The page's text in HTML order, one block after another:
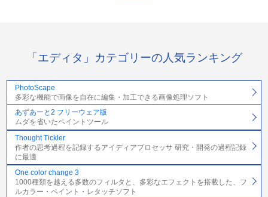
「エディタ」カテゴリーの人気ランキング
PhotoScape
多彩な機能で画像を自在に編集・加工できる画像処理ソフト
あずあーと2 フリーウェア版
ムダを省いたペイントツール
Thought Tickler
作者の思考過程を記録するアイディアプロセッサ 研究・開発の過程記録
に最適
One color change 3
1000種類を越える多数のフィルタと、多彩なエフェクトを搭載した、フ
ルカラー・ペイント・レタッチソフト